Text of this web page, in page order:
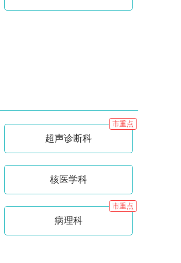
超声诊断科
市重点
核医学科
病理科
市重点